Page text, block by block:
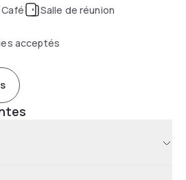
Salle de réunion
acceptés